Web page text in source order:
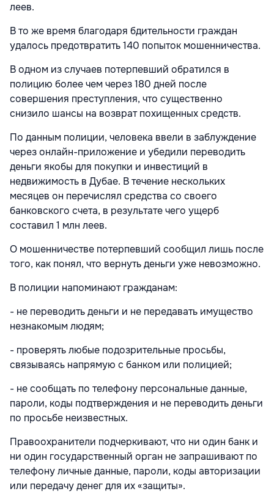
леев.
В то же время благодаря бдительности граждан
удалось предотвратить 140 попыток мошенничества.
В одном из случаев потерпевший обратился в
полицию более чем через 180 дней после
совершения преступления, что существенно
снизило шансы на возврат похищенных средств.
По данным полиции, человека ввели в заблуждение
через онлайн-приложение и убедили переводить
деньги якобы для покупки и инвестиций в
недвижимость в Дубае. В течение нескольких
месяцев он перечислял средства со своего
банковского счета, в результате чего ущерб
составил 1 млн леев.
О мошенничестве потерпевший сообщил лишь после
того, как понял, что вернуть деньги уже невозможно.
В полиции напоминают гражданам:
- не переводить деньги и не передавать имущество
незнакомым людям;
- проверять любые подозрительные просьбы,
связываясь напрямую с банком или полицией;
- не сообщать по телефону персональные данные,
пароли, коды подтверждения и не переводить деньги
по просьбе неизвестных.
Правоохранители подчеркивают, что ни один банк и
ни один государственный орган не запрашивают по
телефону личные данные, пароли, коды авторизации
или передачу денег для их «защиты».